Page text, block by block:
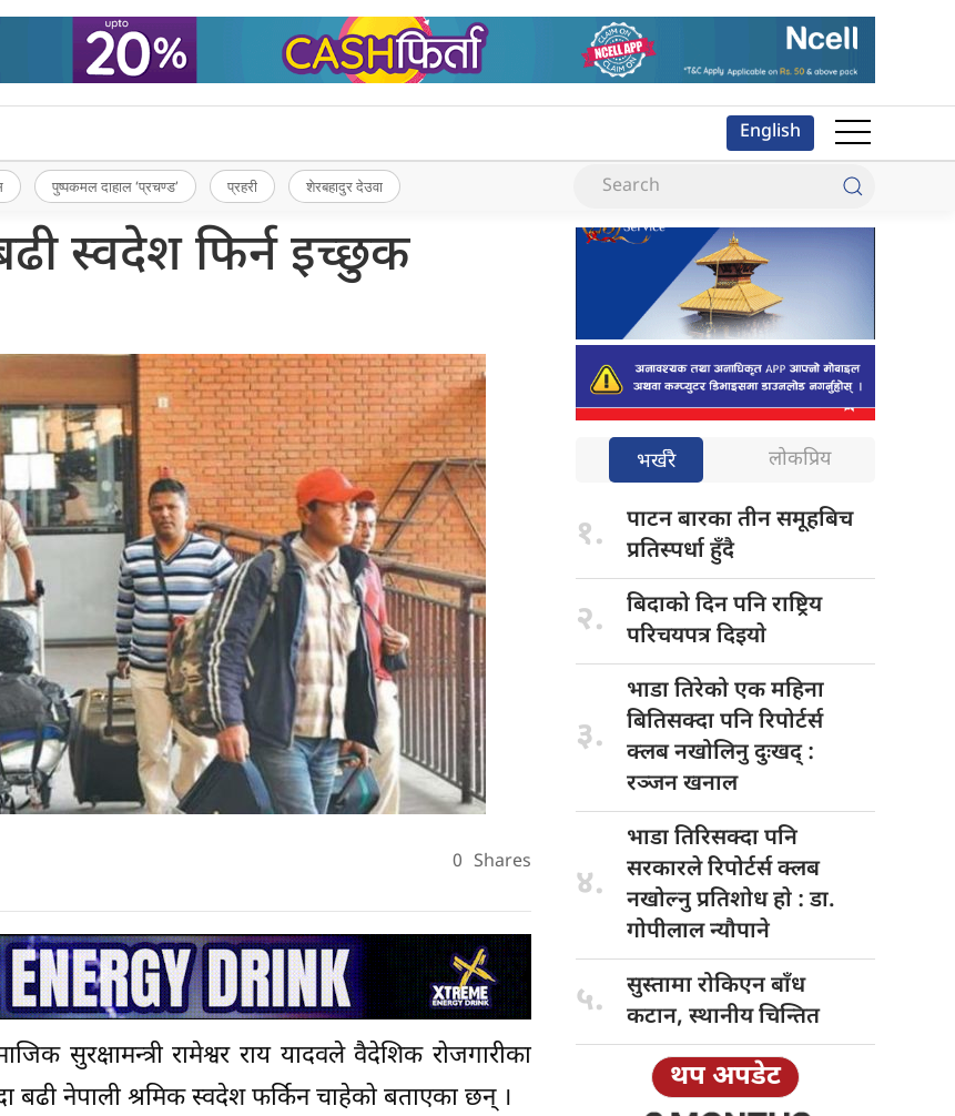
English
पुष्पकमल दाहाल ‘प्रचण्ड’ प्रहरी शेरबहादुर देउवा
स्वदेश फिर्न इच्छुक
0 Shares
सुरक्षामन्त्री रामेश्वर राय यादवले वैदेशिक रोजगारीका
बढी नेपाली श्रमिक स्वदेश फर्किन चाहेको बताएका छन् ।
भर्खरै लोकप्रिय
१. पाटन बारकातीन समूहबिच
प्रतिस्पर्धा हुँदै
२. बिदाको दिनपनि राष्ट्रिय
परिचयपत्र दिइयाे
३.
भाडा तिरेकोएक महिना
बितिसक्दा पनि रिपोर्टर्स
क्लब नखोलिनु दुःखद् :
रञ्जन खनाल
४.
भाडा तिरिसक्दापनि
सरकारले रिपोर्टर्स क्लब
नखोल्नु प्रतिशोध हाे : डा‍‍‍.
गोपीलाल न्यौपाने
५. सुस्तामा रोकिएनबाँध
कटान, स्थानीय चिन्तित
थप अपडेट